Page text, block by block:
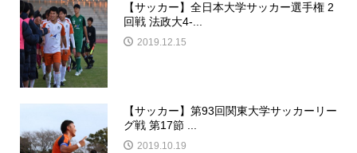
【サッカー】全日本大学サッカー選手権 2
回戦 法政大4-...
2019.12.15
【サッカー】第93回関東大学サッカーリー
グ戦 第17節 ...
2019.10.19